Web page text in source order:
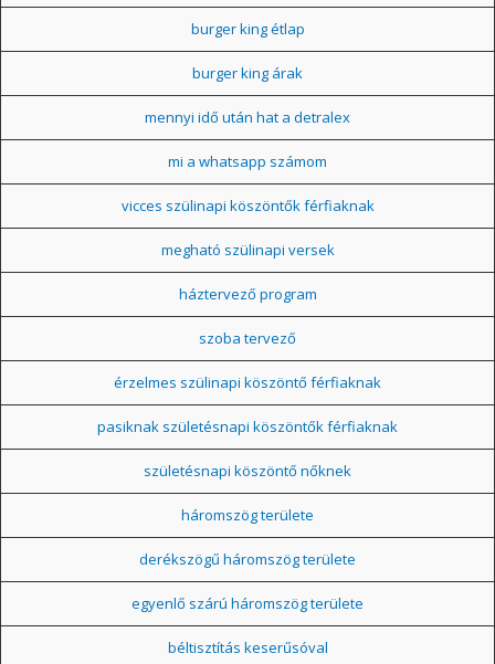
burger king étlap
burger king árak
mennyi idő után hat a detralex
mi a whatsapp számom
vicces szülinapi köszöntők férfiaknak
megható szülinapi versek
háztervező program
szoba tervező
érzelmes szülinapi köszöntő férfiaknak
pasiknak születésnapi köszöntők férfiaknak
születésnapi köszöntő nőknek
háromszög területe
derékszögű háromszög területe
egyenlő szárú háromszög területe
béltisztítás keserűsóval